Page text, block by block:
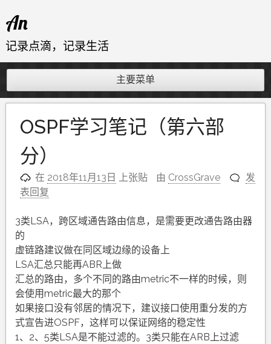
至
内
An
记录点滴，记录生活
主要菜单
OSPF学习笔记（第六部
分）
在 2018年11月13日 上张贴 由 CrossGrave
发
表回复
3类LSA，跨区域通告路由信息，是需要更改通告路由器
的
虚链路建议做在同区域边缘的设备上
LSA汇总只能再ABR上做
汇总的路由，多个不同的路由metric不一样的时候，则
会使用metric最大的那个
如果接口没有邻居的情况下，建议接口使用重分发的方
式宣告进OSPF，这样可以保证网络的稳定性
1、2、5类LSA是不能过滤的。3类只能在ARB上过滤